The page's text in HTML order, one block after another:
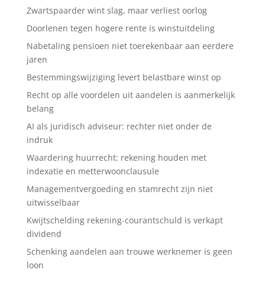
Zwartspaarder wint slag, maar verliest oorlog
Doorlenen tegen hogere rente is winstuitdeling
Nabetaling pensioen niet toerekenbaar aan eerdere
jaren
Bestemmingswijziging levert belastbare winst op
Recht op alle voordelen uit aandelen is aanmerkelijk
belang
AI als juridisch adviseur: rechter niet onder de
indruk
Waardering huurrecht: rekening houden met
indexatie en metterwoonclausule
Managementvergoeding en stamrecht zijn niet
uitwisselbaar
Kwijtschelding rekening-courantschuld is verkapt
dividend
Schenking aandelen aan trouwe werknemer is geen
loon